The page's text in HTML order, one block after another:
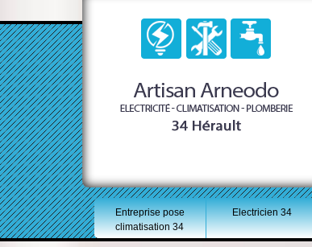
Entreprise pose
climatisation 34
Electricien 34